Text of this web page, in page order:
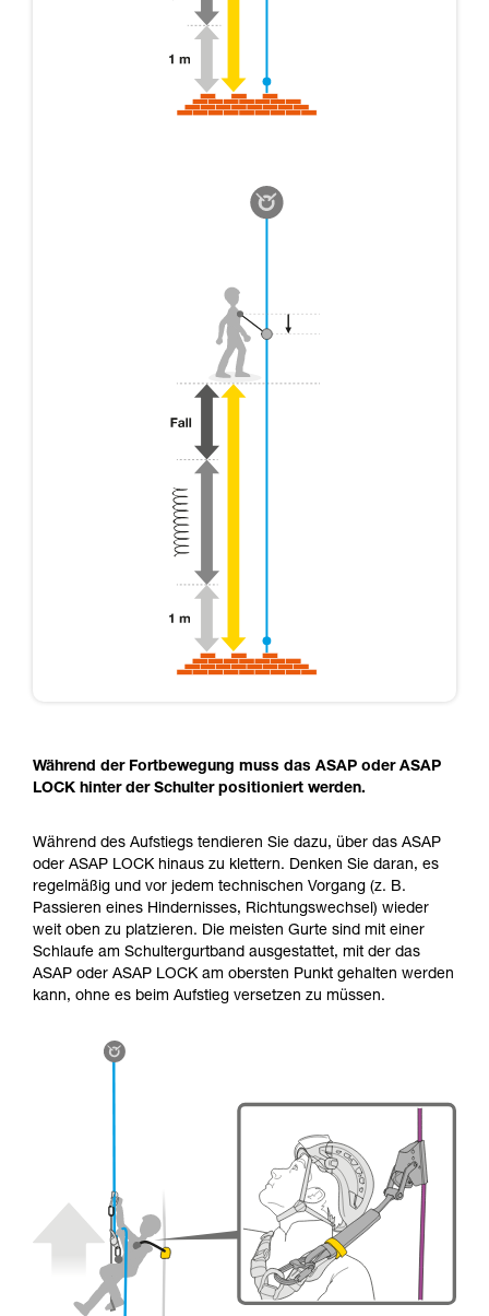
Während der Fortbewegung muss das ASAP oder ASAP
LOCK hinter der Schulter positioniert werden.
Während des Aufstiegs tendieren Sie dazu, über das ASAP
oder ASAP LOCK hinaus zu klettern. Denken Sie daran, es
regelmäßig und vor jedem technischen Vorgang (z. B.
Passieren eines Hindernisses, Richtungswechsel) wieder
weit oben zu platzieren. Die meisten Gurte sind mit einer
Schlaufe am Schultergurtband ausgestattet, mit der das
ASAP oder ASAP LOCK am obersten Punkt gehalten werden
kann, ohne es beim Aufstieg versetzen zu müssen.